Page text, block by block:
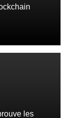
les